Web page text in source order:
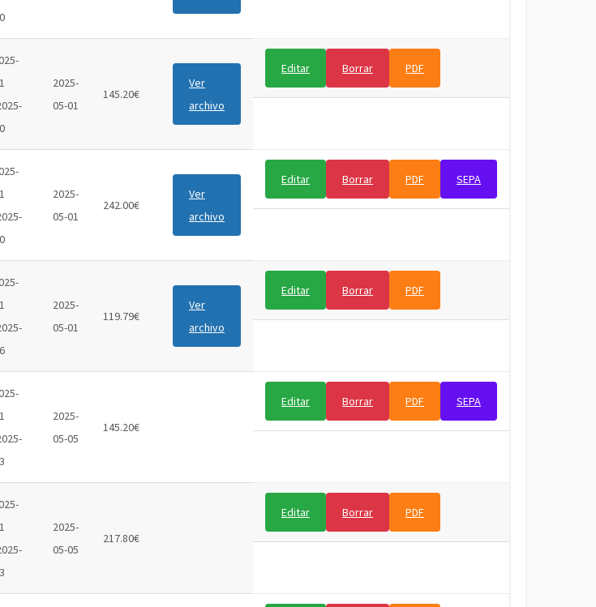
2025-
05-01
145.20€
Ver
archivo
Editar Borrar PDF
2025-
05-01
242.00€
Ver
archivo
Editar Borrar PDF SEPA
2025-
05-01
119.79€
Ver
archivo
Editar Borrar PDF
2025-
05-05
145.20€
Editar Borrar PDF SEPA
2025-
05-05
217.80€
Editar Borrar PDF